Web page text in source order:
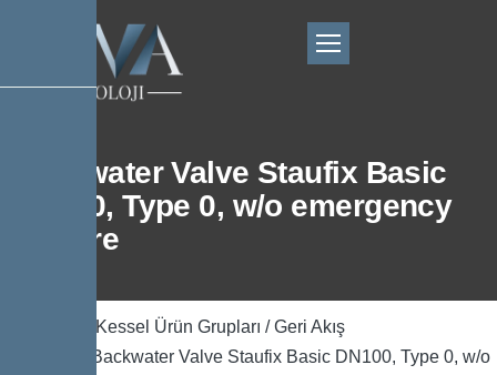
Backwater Valve Staufix Basic
DN100, Type 0, w/o emergency
closure
Kessel Ürün Grupları /Geri Akış
/ Backwater Valve Staufix Basic DN100, Type 0, w/o